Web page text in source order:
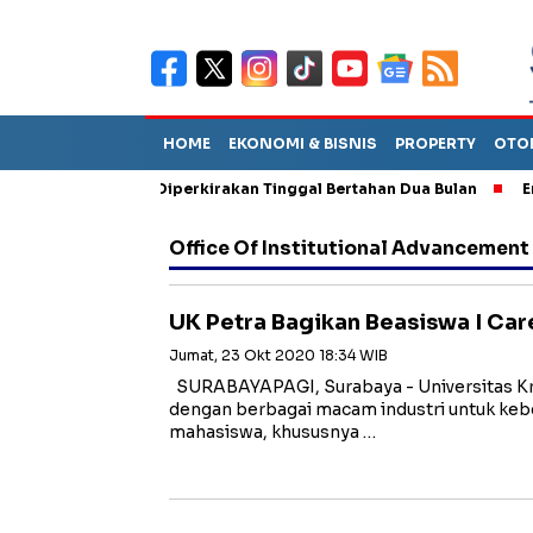
HOME EKONOMI & BISNIS PROPERTY
Sebut TPA Diperkirakan Tinggal Bertahan Dua Bulan
Office Of Institutional Advancement
UK Petra Bagikan Beasiswa I
Jumat, 23 Okt 2020 18:34 WIB
SURABAYAPAGI, Surabaya - Universitas
dengan berbagai macam industri untuk
mahasiswa, khususnya …